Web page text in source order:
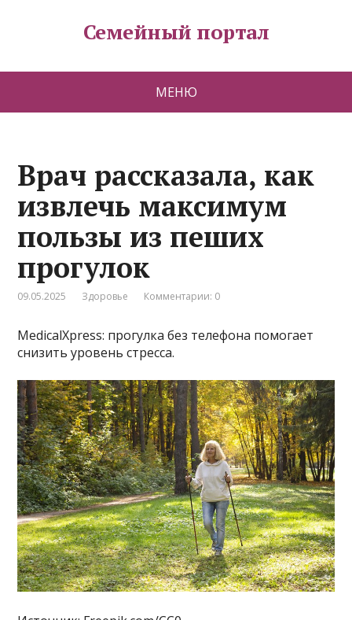
Семейный портал
МЕНЮ
Врач рассказала, как
извлечь максимум
пользы из пеших
прогулок
09.05.2025 Здоровье Комментарии: 0
MedicalXpress: прогулка без телефона помогает
снизить уровень стресса.